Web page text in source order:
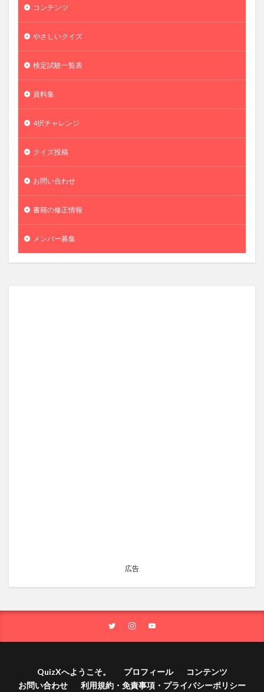
コンテンツ
やさしいクイズ
検定試験一覧表
資料集
4択チャレンジ
クイズ投稿
お問い合わせ
書籍の修正情報
メンバー募集
広告
QuizXへようこそ。 プロフィール
コンテンツ
お問い合わせ
利用規約・免責事項・プライバシーポリシー